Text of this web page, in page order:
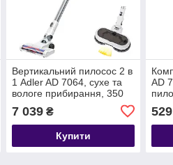
Вертикальний пилосос 2 в
1 Adler AD 7064, сухе та
вологе прибирання, 350
7 039₴
Купити
AD
529